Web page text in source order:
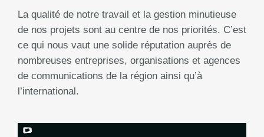
La qualité de notre travail et la gestion minutieuse
de nos projets sont au centre de nos priorités. C’est
ce qui nous vaut une solide réputation auprès de
nombreuses entreprises, organisations et agences
de communications de la région ainsi qu’à
l’international.